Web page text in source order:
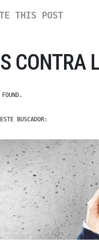
THIS POST
CONTRA
BUSCADOR: